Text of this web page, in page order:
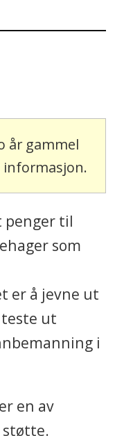
år gammel
penger til
som
er å jevne ut
ut
i
en av
støtte.